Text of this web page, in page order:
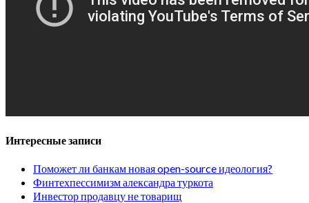
Интересные записи
Поможет ли банкам новая open-source идеология?
Финтехпессимизм александра туркота
Инвестор продавцу не товарищ